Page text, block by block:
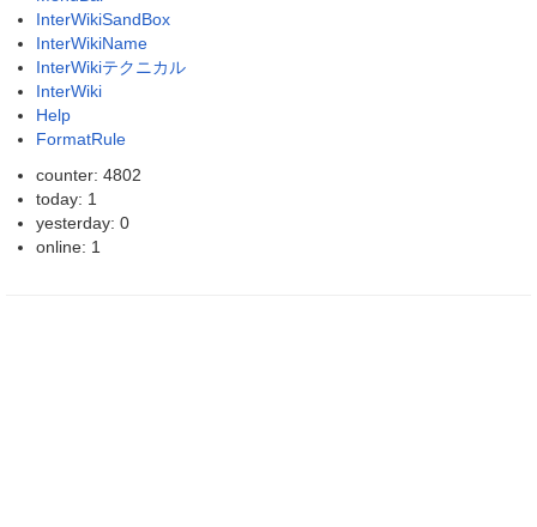
InterWikiSandBox
InterWikiName
InterWikiテクニカル
InterWiki
Help
FormatRule
counter: 4802
today: 1
yesterday: 0
online: 1